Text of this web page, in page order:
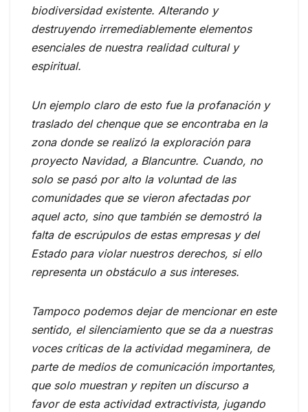
biodiversidad existente. Alterando y
destruyendo irremediablemente elementos
esenciales de nuestra realidad cultural y
espiritual.
Un ejemplo claro de esto fue la profanación y
traslado del chenque que se encontraba en la
zona donde se realizó la exploración para
proyecto Navidad, a Blancuntre. Cuando, no
solo se pasó por alto la voluntad de las
comunidades que se vieron afectadas por
aquel acto, sino que también se demostró la
falta de escrúpulos de estas empresas y del
Estado para violar nuestros derechos, si ello
representa un obstáculo a sus intereses.
Tampoco podemos dejar de mencionar en este
sentido, el silenciamiento que se da a nuestras
voces críticas de la actividad megaminera, de
parte de medios de comunicación importantes,
que solo muestran y repiten un discurso a
favor de esta actividad extractivista, jugando